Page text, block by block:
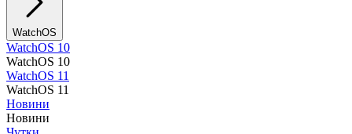
WatchOS
WatchOS 10
WatchOS 10
WatchOS 11
WatchOS 11
Новини
Новини